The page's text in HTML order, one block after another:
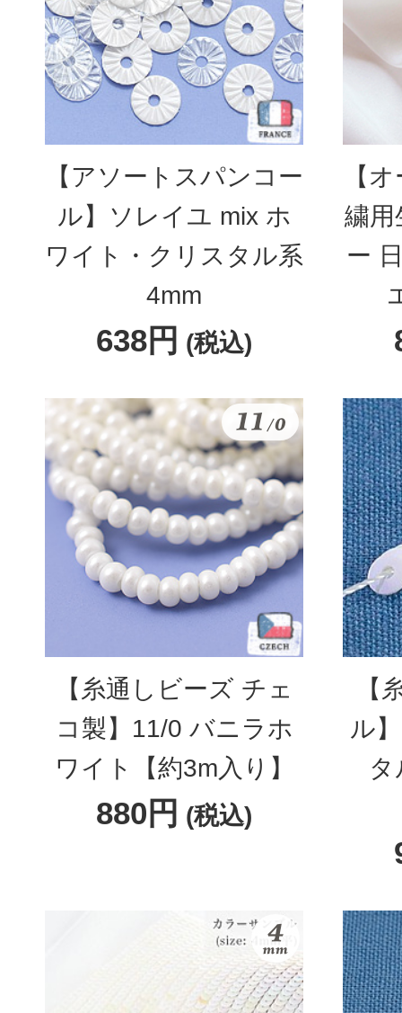
【アソートスパンコー
ル】ソレイユ mix ホ
ワイト・クリスタル系
4mm
638円 (税込)
【
繍用
ー
【糸通しビーズ チェ
コ製】11/0 バニラホ
ワイト【約3m入り】
880円 (税込)
【
ル